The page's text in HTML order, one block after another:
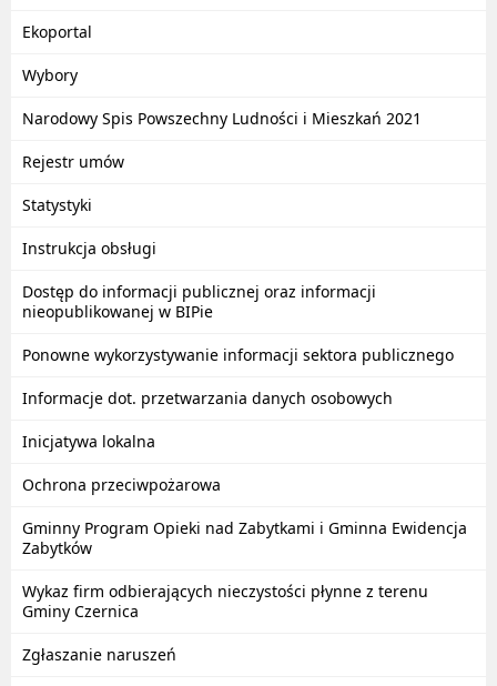
Ekoportal
Wybory
Narodowy Spis Powszechny Ludności i Mieszkań 2021
Rejestr umów
Statystyki
Instrukcja obsługi
Dostęp do informacji publicznej oraz informacji
nieopublikowanej w BIPie
Ponowne wykorzystywanie informacji sektora publicznego
Informacje dot. przetwarzania danych osobowych
Inicjatywa lokalna
Ochrona przeciwpożarowa
Gminny Program Opieki nad Zabytkami i Gminna Ewidencja
Zabytków
Wykaz firm odbierających nieczystości płynne z terenu
Gminy Czernica
Zgłaszanie naruszeń